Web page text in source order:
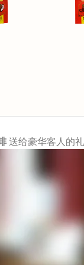
送给豪华客人的